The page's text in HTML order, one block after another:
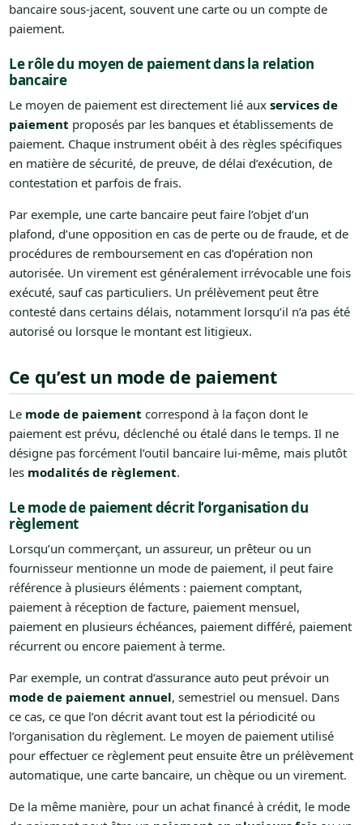
bancaire sous-jacent, souvent une carte ou un compte de
paiement.
Le rôle du moyen de paiement dans la relation
bancaire
Le moyen de paiement est directement lié aux services de
paiement proposés par les banques et établissements de
paiement. Chaque instrument obéit à des règles spécifiques
en matière de sécurité, de preuve, de délai d’exécution, de
contestation et parfois de frais.
Par exemple, une carte bancaire peut faire l’objet d’un
plafond, d’une opposition en cas de perte ou de fraude, et de
procédures de remboursement en cas d’opération non
autorisée. Un virement est généralement irrévocable une fois
exécuté, sauf cas particuliers. Un prélèvement peut être
contesté dans certains délais, notamment lorsqu’il n’a pas été
autorisé ou lorsque le montant est litigieux.
Ce qu’est un mode de paiement
Le mode de paiement correspond à la façon dont le
paiement est prévu, déclenché ou étalé dans le temps. Il ne
désigne pas forcément l’outil bancaire lui-même, mais plutôt
les modalités de règlement.
Le mode de paiement décrit l’organisation du
règlement
Lorsqu’un commerçant, un assureur, un prêteur ou un
fournisseur mentionne un mode de paiement, il peut faire
référence à plusieurs éléments : paiement comptant,
paiement à réception de facture, paiement mensuel,
paiement en plusieurs échéances, paiement différé, paiement
récurrent ou encore paiement à terme.
Par exemple, un contrat d’assurance auto peut prévoir un
mode de paiement annuel, semestriel ou mensuel. Dans
ce cas, ce que l’on décrit avant tout est la périodicité ou
l’organisation du règlement. Le moyen de paiement utilisé
pour effectuer ce règlement peut ensuite être un prélèvement
automatique, une carte bancaire, un chèque ou un virement.
De la même manière, pour un achat financé à crédit, le mode